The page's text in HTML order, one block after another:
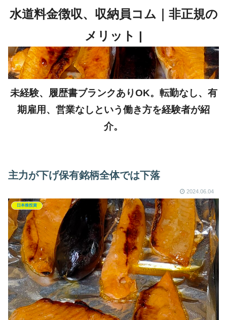
未経験、履歴書ブランクありOK。転勤なし、有
期雇用、営業なしという働き方を経験者が紹
介。
主力が下げ保有銘柄全体では下落
2024.06.04
日本株投資